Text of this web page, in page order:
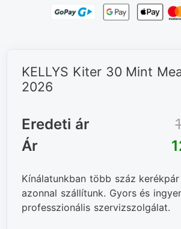
KELLYS Kiter 30 Mint
2026
Eredeti ár
Ár
Kínálatunkban több száz
azonnal szállítunk. Gyors és
professzionális szervizszolgálat.